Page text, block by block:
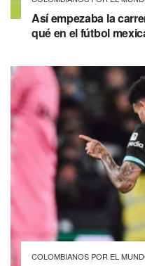
Así empezaba la
qué en el fútbol
COLOMBIANOS POR EL